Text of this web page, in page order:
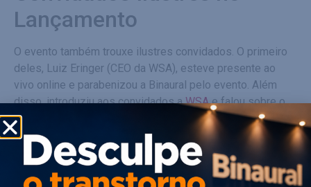
Lançamento
O evento também trouxe ilustres convidados. O primeiro
deles, Luiz Eringer (CEO da WSA), esteve presente ao
vivo online e parabenizou a Binaural pelo evento. Além
disso, introduziu aos convidados aWSAe falou sobre o
lançamento das novas tecnologias.
Em seguida, Orlando Gabriel Junior (Desenvolvedor de
Negócios da Signia Brasil) fez uma apresentação sobre a
multinacional WSA, suas diretrizes e falou sobre as